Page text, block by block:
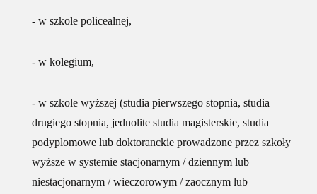
- w szkole policealnej,
- w kolegium,
- w szkole wyższej (studia pierwszego stopnia, studia
drugiego stopnia, jednolite studia magisterskie, studia
podyplomowe lub doktoranckie prowadzone przez szkoły
wyższe w systemie stacjonarnym / dziennym lub
niestacjonarnym / wieczorowym / zaocznym lub